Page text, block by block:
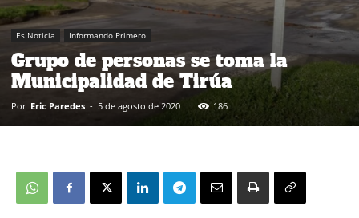
Es Noticia Informando Primero
Grupo de personas se toma la
Municipalidad de Tirúa
Por Eric Paredes - 5 de agosto de 2020 186